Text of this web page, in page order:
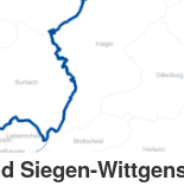
Siegen-